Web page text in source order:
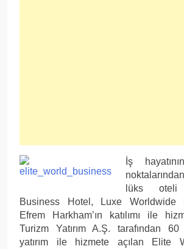
İş
lüks
Business Hotel, Luxe Worldwide
Efrem Harkham’ın katılımı ile
Turizm Yatırım A.Ş. tarafından
yatırım ile hizmete açılan Elite